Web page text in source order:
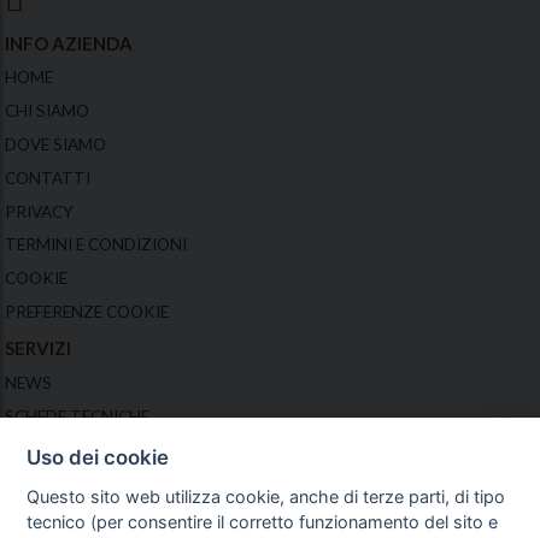
INFO AZIENDA
HOME
CHI SIAMO
DOVE SIAMO
CONTATTI
PRIVACY
TERMINI E CONDIZIONI
COOKIE
PREFERENZE COOKIE
SERVIZI
NEWS
SCHEDE TECNICHE
VIDEO
GUIDA AGLI ACQUISTI
CHAT
Uso dei cookie
Questo sito web utilizza cookie, anche di terze parti, di tipo
tecnico (per consentire il corretto funzionamento del sito e